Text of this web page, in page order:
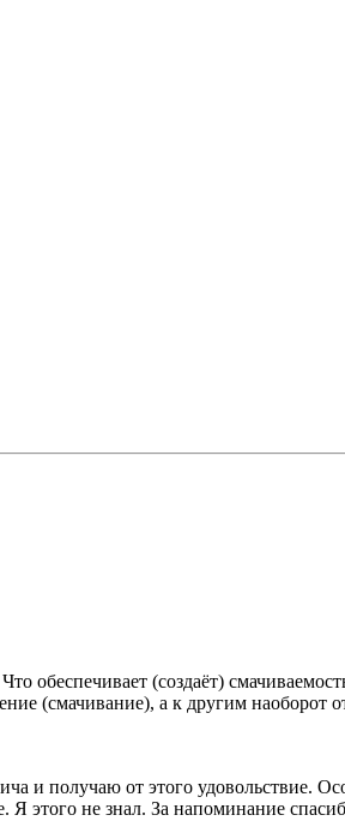
обеспечивает (создаёт)
(смачивание), а к другим наоборот
и получаю от этого удовольствие.
этого не знал. За напоминание